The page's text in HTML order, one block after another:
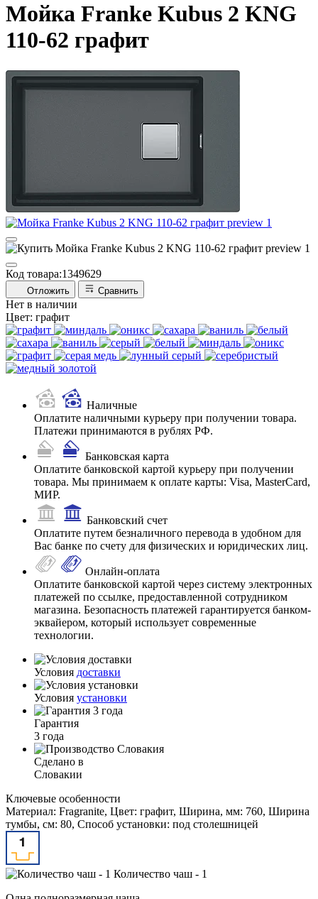
Мойка Franke Kubus 2 KNG
110-62 графит
Код товара:1349629
Отложить Сравнить
Нет в наличии
Цвет: графит
Наличные
Оплатите наличными курьеру при получении товара.
Платежи принимаются в рублях РФ.
Банковская карта
Оплатите банковской картой курьеру при получении
товара. Мы принимаем к оплате карты: Visa, MasterCard,
МИР.
Банковский счет
Оплатите путем безналичного перевода в удобном для
Вас банке по счету для физических и юридических лиц.
Онлайн-оплата
Оплатите банковской картой через систему электронных
платежей по ссылке, предоставленной сотрудником
магазина. Безопасность платежей гарантируется банком-
эквайером, который использует современные
технологии.
Условия доставки
Условия установки
Гарантия
3 года
Сделано в
Словакии
Ключевые особенности
Материал: Fragranite, Цвет: графит, Ширина, мм: 760, Ширина
тумбы, см: 80, Способ установки: под столешницей
Количество чаш - 1